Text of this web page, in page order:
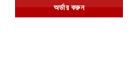
৳ 750.00.৳ 650.00.
অর্ডার করুন